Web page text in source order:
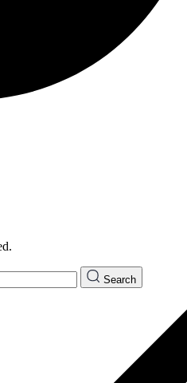
Search